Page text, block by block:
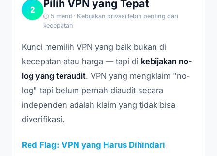
2 Pilih VPN yang Tepat
⏱ 5 menit · Kebijakan privasi lebih penting dari
kecepatan
Kunci memilih VPN yang baik bukan di
kecepatan atau harga — tapi di kebijakan no-
log yang teraudit. VPN yang mengklaim "no-
log" tapi belum pernah diaudit secara
independen adalah klaim yang tidak bisa
diverifikasi.
Red Flag: VPN yang Harus Dihindari